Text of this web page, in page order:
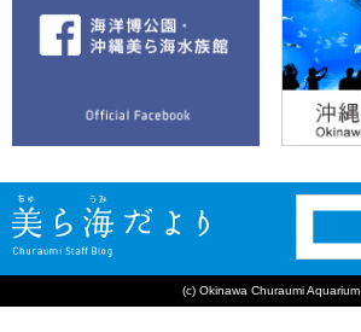
(c) Okinawa Churaumi Aquarium